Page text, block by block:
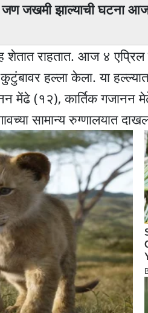
जण जखमी झाल्याची घटना
राहतात. आज ४ एप्रिल
हल्ला केला. या
मेंढे (१२), कार्तिक गजानन
सामान्य रुग्णालयात